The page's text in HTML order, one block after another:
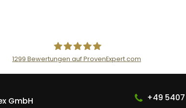
AceFlex GmbH
1299 Bewertungen auf ProvenExpert.com
GmbH
+49